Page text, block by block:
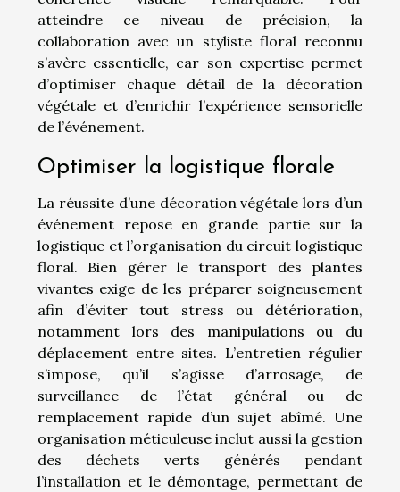
atteindre ce niveau de précision, la
collaboration avec un styliste floral reconnu
s’avère essentielle, car son expertise permet
d’optimiser chaque détail de la décoration
végétale et d’enrichir l’expérience sensorielle
de l’événement.
Optimiser la logistique florale
La réussite d’une décoration végétale lors d’un
événement repose en grande partie sur la
logistique et l’organisation du circuit logistique
floral. Bien gérer le transport des plantes
vivantes exige de les préparer soigneusement
afin d’éviter tout stress ou détérioration,
notamment lors des manipulations ou du
déplacement entre sites. L’entretien régulier
s’impose, qu’il s’agisse d’arrosage, de
surveillance de l’état général ou de
remplacement rapide d’un sujet abîmé. Une
organisation méticuleuse inclut aussi la gestion
des déchets verts générés pendant
l’installation et le démontage, permettant de